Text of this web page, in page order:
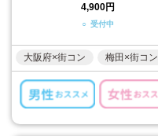
4,900円
○ 受付中
大阪府×街コン 梅田×街コン